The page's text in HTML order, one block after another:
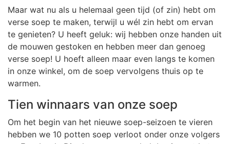
Maar wat nu als u helemaal geen tijd (of zin) hebt om
verse soep te maken, terwijl u wél zin hebt om ervan
te genieten? U heeft geluk: wij hebben onze handen uit
de mouwen gestoken en hebben meer dan genoeg
verse soep! U hoeft alleen maar even langs te komen
in onze winkel, om de soep vervolgens thuis op te
warmen.
Tien winnaars van onze soep
Om het begin van het nieuwe soep-seizoen te vieren
hebben we 10 potten soep verloot onder onze volgers